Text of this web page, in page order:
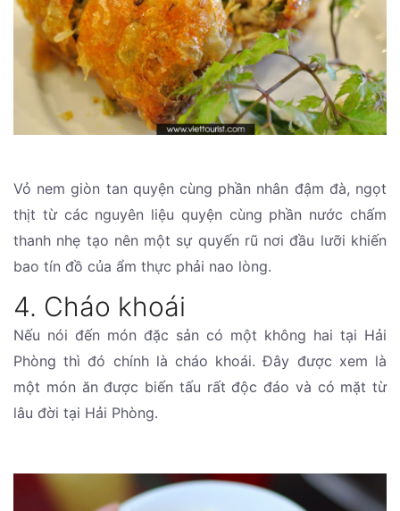
Vỏ nem giòn tan quyện cùng phần nhân đậm đà, ngọt
thịt từ các nguyên liệu quyện cùng phần nước chấm
thanh nhẹ tạo nên một sự quyến rũ nơi đầu lưỡi khiến
bao tín đồ của ẩm thực phải nao lòng.
4. Cháo khoái
Nếu nói đến món đặc sản có một không hai tại Hải
Phòng thì đó chính là cháo khoái. Đây được xem là
một món ăn được biến tấu rất độc đáo và có mặt từ
lâu đời tại Hải Phòng.